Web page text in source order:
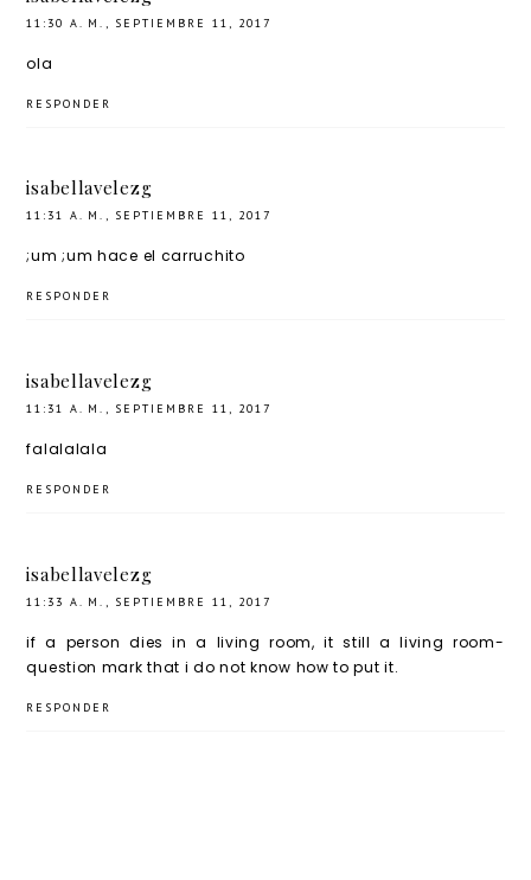
11:30 A. M., SEPTIEMBRE 11, 2017
ola
RESPONDER
isabellavelezg
11:31 A. M., SEPTIEMBRE 11, 2017
;um ;um hace el carruchito
RESPONDER
isabellavelezg
11:31 A. M., SEPTIEMBRE 11, 2017
falalalala
RESPONDER
isabellavelezg
11:33 A. M., SEPTIEMBRE 11, 2017
if a person dies in a living room, it still a living room-
question mark that i do not know how to put it.
RESPONDER